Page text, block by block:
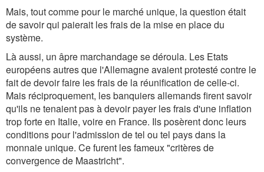
Mais, tout comme pour le marché unique, la question était
de savoir qui paierait les frais de la mise en place du
système.
Là aussi, un âpre marchandage se déroula. Les Etats
européens autres que l'Allemagne avaient protesté contre le
fait de devoir faire les frais de la réunification de celle-ci.
Mais réciproquement, les banquiers allemands firent savoir
qu'ils ne tenaient pas à devoir payer les frais d'une inflation
trop forte en Italie, voire en France. Ils posèrent donc leurs
conditions pour l'admission de tel ou tel pays dans la
monnaie unique. Ce furent les fameux "critères de
convergence de Maastricht".